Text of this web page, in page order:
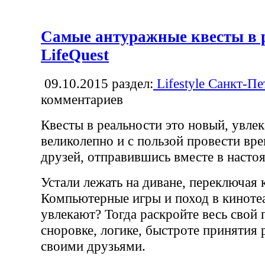
Самые антуражные квесты в
LifeQuest
09.10.2015 раздел: Lifestyle Санкт-
комментариев
Квесты в реальности это новый,
великолепно и с пользой провести
друзей, отправившись вместе в
Устали лежать на диване, переключая
Компьютерные игры и поход в
увлекают? Тогда раскройте весь свой
сноровке, логике, быстроте
своими друзьями.